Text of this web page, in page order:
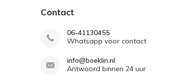
Contact
06-41130455
Whatsapp voor contact
info@boeklin.nl
Antwoord binnen 24 uur